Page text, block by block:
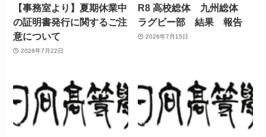
【事務室より】夏期休業中
の証明書発行に関するご注
意について
2026年7月22日
R8 高校総体 九州総体
ラグビー部 結果 報告
2026年7月15日